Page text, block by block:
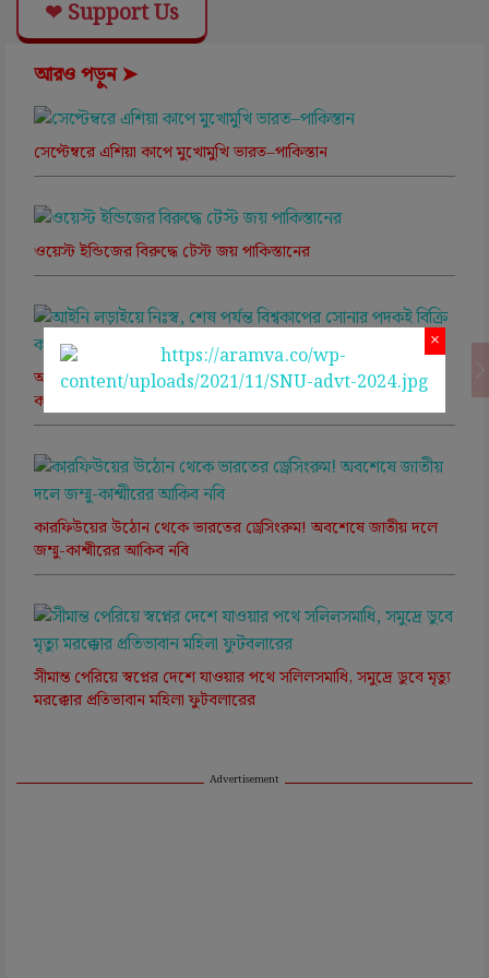
❤ Support Us
আরও পড়ুন ➤
সেপ্টেম্বরে এশিয়া কাপে মুখোমুখি ভারত–পাকিস্তান
ওয়েস্ট ইন্ডিজের বিরুদ্ধে টেস্ট জয় পাকিস্তানের
আইনি লড়াইয়ে নিঃস্ব, শেষ পর্যন্ত বিশ্বকাপের সোনার পদকই বিক্রি
করলেন ফ্রান্সের বিশ্বজয়ী বেঞ্জামিন মেন্ডি
কারফিউয়ের উঠোন থেকে ভারতের ড্রেসিংরুম! অবশেষে জাতীয় দলে
জম্মু-কাশ্মীরের আকিব নবি
সীমান্ত পেরিয়ে স্বপ্নের দেশে যাওয়ার পথে সলিলসমাধি, সমুদ্রে ডুবে মৃত্যু
মরক্কোর প্রতিভাবান মহিলা ফুটবলারের
Advertisement
×